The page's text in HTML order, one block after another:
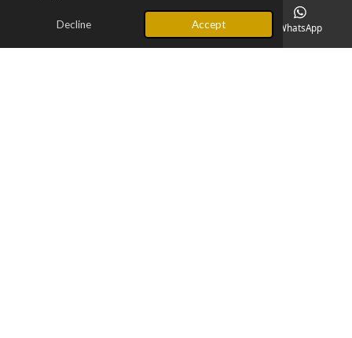
Decline Accept
Phone TikTok WhatsApp